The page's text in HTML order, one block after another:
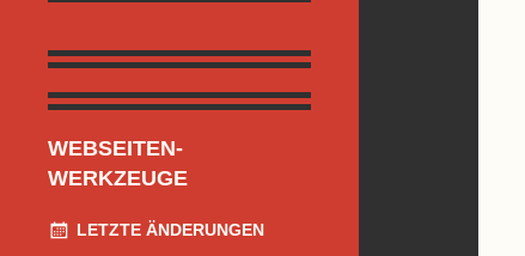
WEBSEITEN-
WERKZEUGE
LETZTE ÄNDERUNGEN